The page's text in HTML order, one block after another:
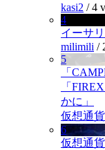
kasi2 /4
4
イーサ
milimili /
5
「
「
かに」
仮想通
6
仮想通